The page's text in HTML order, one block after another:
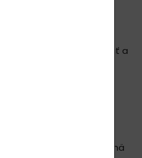
stresu a nervového
relaxáciu, zlepšuje pamäť a
a potláča kašeľ.
vôňa používaná najmä